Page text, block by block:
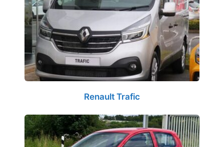
Renault Trafic